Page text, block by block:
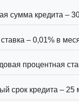
сумма кредита –
– 0,01% в
процентная
срок кредита – 25